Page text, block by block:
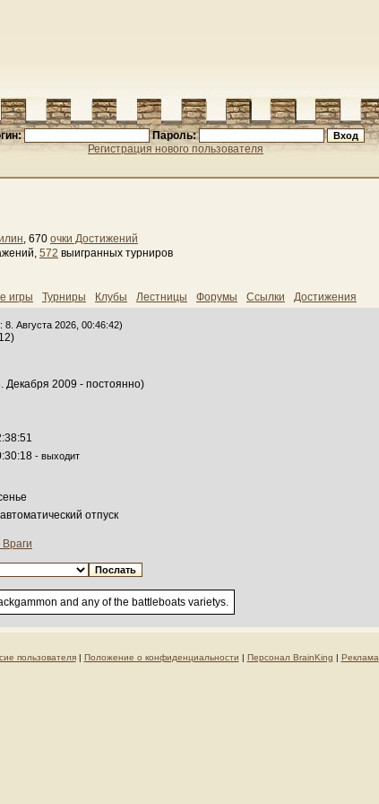
Пароль:
Регистрация нового пользователя
, 670 очки Достижений
572 выигранных турниров
игры Турниры Клубы Лестницы Форумы Ссылки Достижения
Августа 2026, 00:46:42)
Декабря 2009 - постоянно)
- выходит
отпуск
and any of the battleboats varietys.
пользователя| Положение о конфиденциальности | Персонал BrainKing | Реклама